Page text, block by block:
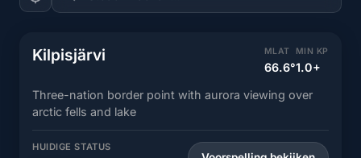
Kilpisjärvi MLAT
66.6°
MIN KP
1.0+
Three-nation border point with aurora viewing over
arctic fells and lake
HUIDIGE STATUS